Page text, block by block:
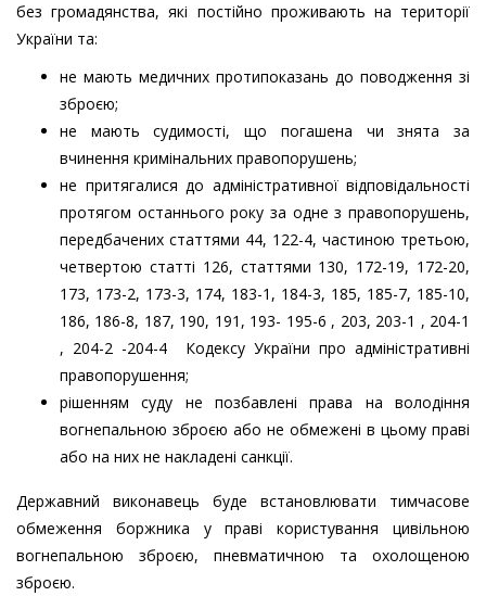
без громадянства, які постійно проживають на території
України та:
не мають медичних протипоказань до поводження зі
зброєю;
не мають судимості, що погашена чи знята за
вчинення кримінальних правопорушень;
не притягалися до адміністративної відповідальності
протягом останнього року за одне з правопорушень,
передбачених статтями 44, 122-4, частиною третьою,
четвертою статті 126, статтями 130, 172-19, 172-20,
173, 173-2, 173-3, 174, 183-1, 184-3, 185, 185-7, 185-10,
186, 186-8, 187, 190, 191, 193- 195-6 , 203, 203-1 , 204-1
, 204-2 -204-4 Кодексу України про адміністративні
правопорушення;
рішенням суду не позбавлені права на володіння
вогнепальною зброєю або не обмежені в цьому праві
або на них не накладені санкції.
Державний виконавець буде встановлювати тимчасове
обмеження боржника у праві користування цивільною
вогнепальною зброєю, пневматичною та охолощеною
зброєю.